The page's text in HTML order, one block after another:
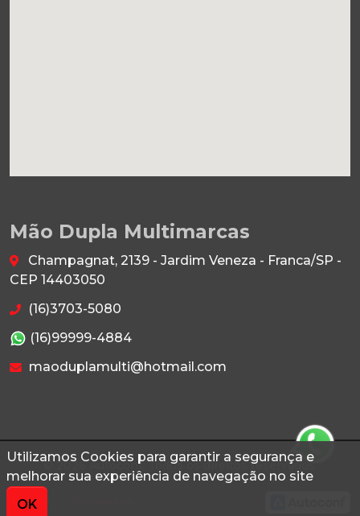
Utilizamos Cookies para garantir a segurança e
melhorar sua experiência de navegação no site
OK
Mão Dupla Multimarcas
Champagnat, 2139 - Jardim Veneza - Franca/SP -
CEP 14403050
(16)3703-5080
(16)99999-4884
maoduplamulti@hotmail.com
© 2026 Autoconf. Todos os direitos reservados.
Termos